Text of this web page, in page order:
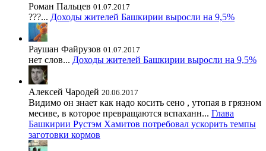
Роман Пальцев 01.07.2017
???... Доходы жителей Башкирии выросли на 9,5%
Раушан Файрузов 01.07.2017
нет слов... Доходы жителей Башкирии выросли на 9,5%
Алексей Чародей 20.06.2017
Видимо он знает как надо косить сено , утопая в грязном
месиве, в которое превращаются вспаханн... Глава
Башкирии Рустэм Хамитов потребовал ускорить темпы
заготовки кормов